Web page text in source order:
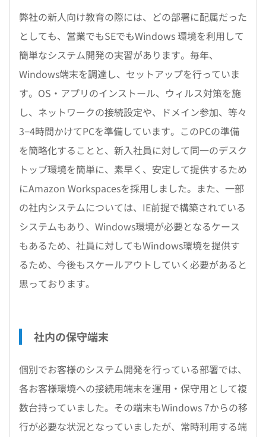
弊社の新人向け教育の際には、どの部署に配属だった
としても、営業でもSEでもWindows 環境を利用して
簡単なシステム開発の実習があります。毎年、
Windows端末を調達し、セットアップを行っていま
す。OS・アプリのインストール、ウィルス対策を施
し、ネットワークの接続設定や、ドメイン参加、等々
3−4時間かけてPCを準備しています。このPCの準備
を簡略化することと、新入社員に対して同一のデスク
トップ環境を簡単に、素早く、安定して提供するため
にAmazon Workspacesを採用しました。また、一部
の社内システムについては、IE前提で構築されている
システムもあり、Windows環境が必要となるケース
もあるため、社員に対してもWindows環境を提供す
るため、今後もスケールアウトしていく必要があると
思っております。
社内の保守端末
個別でお客様のシステム開発を行っている部署では、
各お客様環境への接続用端末を運用・保守用として複
数台持っていました。その端末もWindows 7からの移
行が必要な状況となっていましたが、常時利用する端